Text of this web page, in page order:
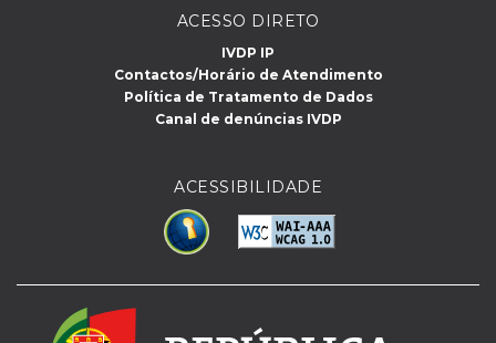
ACESSO DIRETO
IVDP IP
Contactos/Horário de Atendimento
Política de Tratamento de Dados
Canal de denúncias IVDP
ACESSIBILIDADE